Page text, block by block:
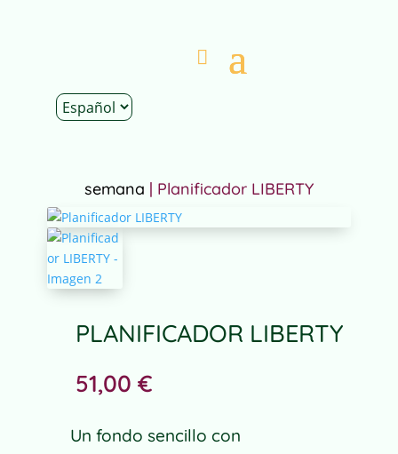
semana | Planificador LIBERTY
PLANIFICADOR LIBERTY
51,00 €
Un fondo sencillo con